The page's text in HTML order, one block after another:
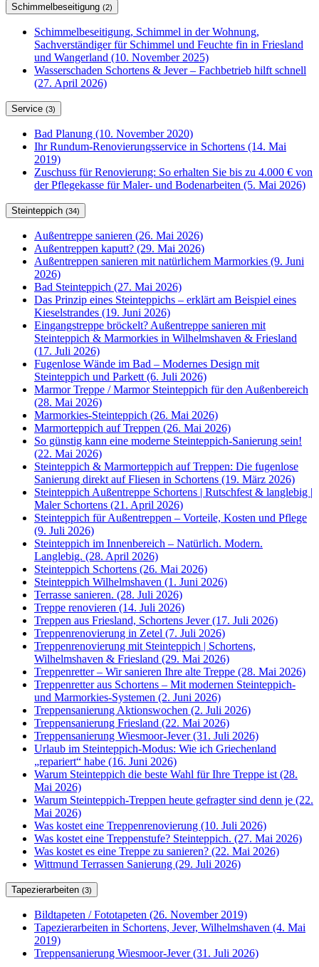
Schimmelbeseitigung (2)
Schimmelbeseitigung, Schimmel in der Wohnung,
Sachverständiger für Schimmel und Feuchte fin in Friesland
und Wangerland (10. November 2025)
Wasserschaden Schortens & Jever – Fachbetrieb hilft schnell
(27. April 2026)
Service (3)
Bad Planung (10. November 2020)
Ihr Rundum-Renovierungsservice in Schortens (14. Mai
2019)
Zuschuss für Renovierung: So erhalten Sie bis zu 4.000 € von
der Pflegekasse für Maler- und Bodenarbeiten (5. Mai 2026)
Steinteppich (34)
Außentreppe sanieren (26. Mai 2026)
Außentreppen kaputt? (29. Mai 2026)
Außentreppen sanieren mit natürlichem Marmorkies (9. Juni
2026)
Bad Steinteppich (27. Mai 2026)
Das Prinzip eines Steinteppichs – erklärt am Beispiel eines
Kieselstrandes (19. Juni 2026)
Eingangstreppe bröckelt? Außentreppe sanieren mit
Steinteppich & Marmorkies in Wilhelmshaven & Friesland
(17. Juli 2026)
Fugenlose Wände im Bad – Modernes Design mit
Steinteppich und Parkett (6. Juli 2026)
Marmor Treppe / Marmor Steinteppich für den Außenbereich
(28. Mai 2026)
Marmorkies-Steinteppich (26. Mai 2026)
Marmorteppich auf Treppen (26. Mai 2026)
So günstig kann eine moderne Steinteppich-Sanierung sein!
(22. Mai 2026)
Steinteppich & Marmorteppich auf Treppen: Die fugenlose
Sanierung direkt auf Fliesen in Schortens (19. März 2026)
Steinteppich Außentreppe Schortens | Rutschfest & langlebig |
Maler Schortens (21. April 2026)
Steinteppich für Außentreppen – Vorteile, Kosten und Pflege
(9. Juli 2026)
Steinteppich im Innenbereich – Natürlich. Modern.
Langlebig. (28. April 2026)
Steinteppich Schortens (26. Mai 2026)
Steinteppich Wilhelmshaven (1. Juni 2026)
Terrasse sanieren. (28. Juli 2026)
Treppe renovieren (14. Juli 2026)
Treppen aus Friesland, Schortens Jever (17. Juli 2026)
Treppenrenovierung in Zetel (7. Juli 2026)
Treppenrenovierung mit Steinteppich | Schortens,
Wilhelmshaven & Friesland (29. Mai 2026)
Treppenretter – Wir sanieren Ihre alte Treppe (28. Mai 2026)
Treppenretter aus Schortens – Mit modernen Steinteppich-
und Marmorkies-Systemen (2. Juni 2026)
Treppensanierung Aktionswochen (2. Juli 2026)
Treppensanierung Friesland (22. Mai 2026)
Treppensanierung Wiesmoor-Jever (31. Juli 2026)
Urlaub im Steinteppich-Modus: Wie ich Griechenland
„repariert“ habe (16. Juni 2026)
Warum Steinteppich die beste Wahl für Ihre Treppe ist (28.
Mai 2026)
Warum Steinteppich-Treppen heute gefragter sind denn je (22.
Mai 2026)
Was kostet eine Treppenrenovierung (10. Juli 2026)
Was kostet eine Treppenstufe? Steinteppich. (27. Mai 2026)
Was kostet es eine Treppe zu sanieren? (22. Mai 2026)
Wittmund Terrassen Sanierung (29. Juli 2026)
Tapezierarbeiten (3)
Bildtapeten / Fototapeten (26. November 2019)
Tapezierarbeiten in Schortens, Jever, Wilhelmshaven (4. Mai
2019)
Treppensanierung Wiesmoor-Jever (31. Juli 2026)